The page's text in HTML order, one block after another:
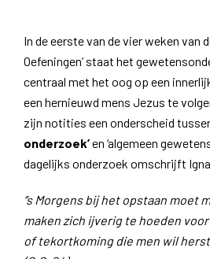
In de eerste van de vier weken van
Oefeningen’ staat het
centraal met het oog op een
een hernieuwd mens Jezus te
zijn notities een onderscheid tussen
onderzoek’en ‘algemeen
dagelijks onderzoek omschrijft
‘’s Morgens bij het opstaan moet
maken zich ijverig te hoeden
of tekortkoming die men wil